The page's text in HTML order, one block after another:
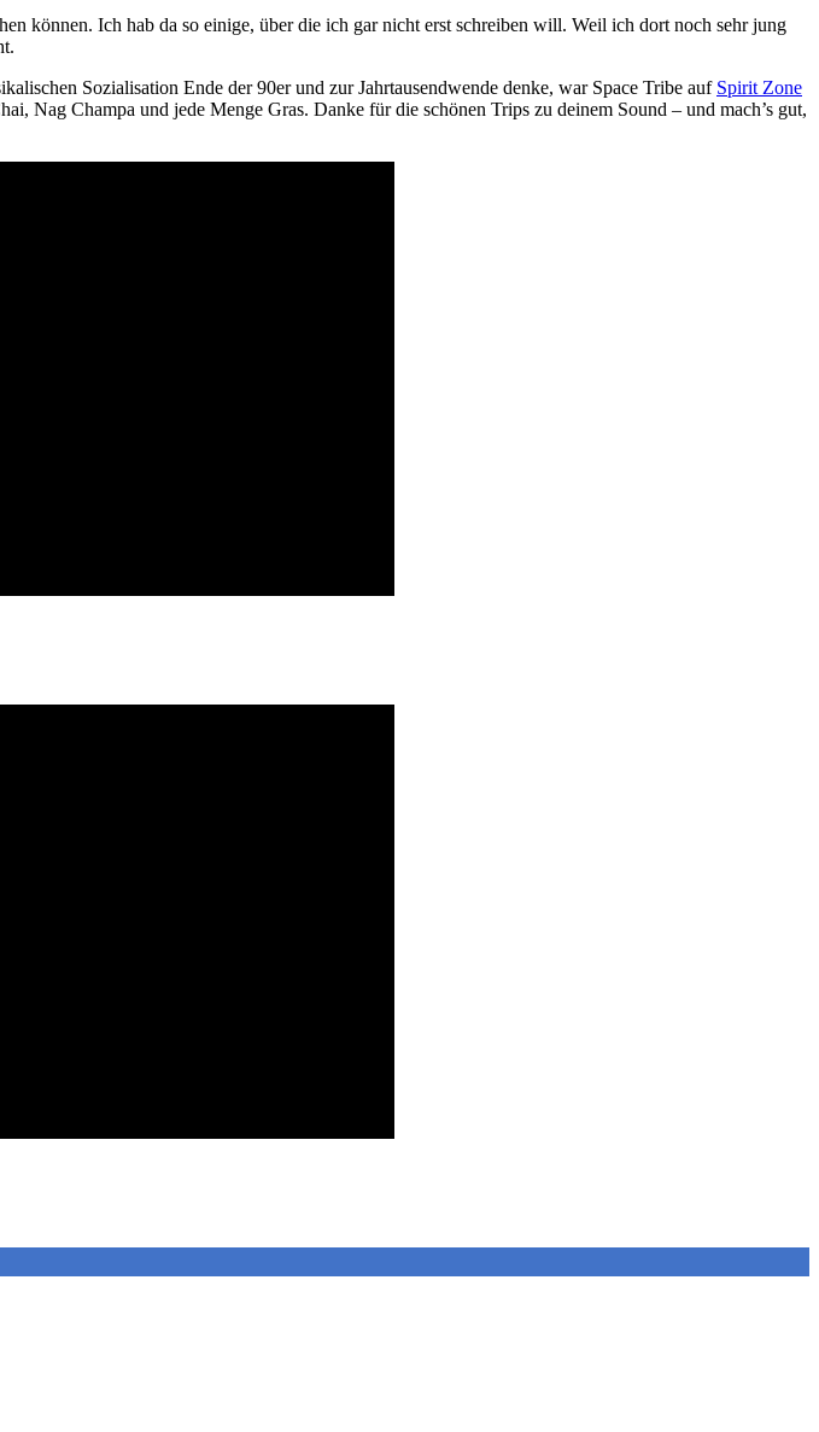
können. Ich hab da so einige, über die ich gar nicht erst schreiben will. Weil ich dort noch sehr jung
Sozialisation Ende der 90er und zur Jahrtausendwende denke, war Space Tribe auf Spirit Zone
Nag Champa und jede Menge Gras. Danke für die schönen Trips zu deinem Sound – und mach’s gut,